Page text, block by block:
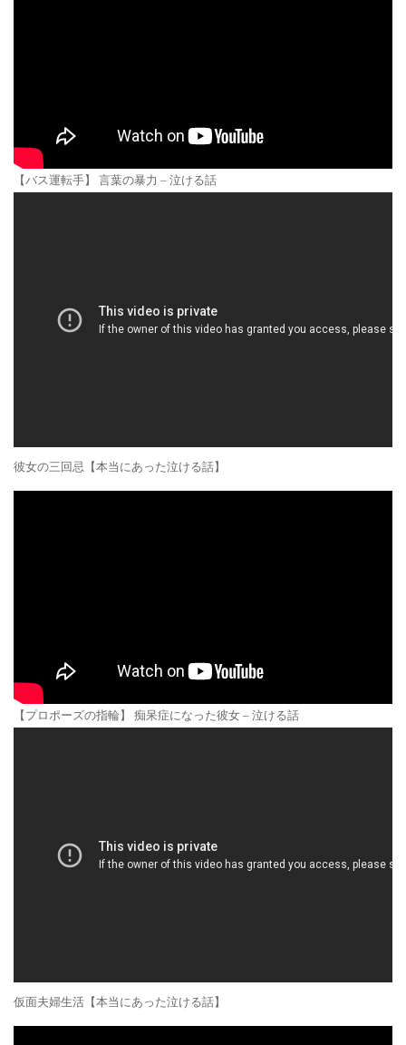
【バス運転手】 言葉の暴力 – 泣ける話
彼女の三回忌【本当にあった泣ける話】
【プロポーズの指輪】 痴呆症になった彼女 – 泣ける話
仮面夫婦生活【本当にあった泣ける話】